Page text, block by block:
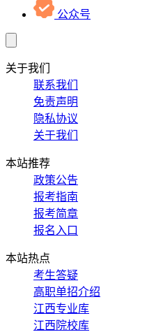
公众号
关于我们
联系我们
免责声明
隐私协议
关于我们
本站推荐
政策公告
报考指南
报考简章
报名入口
本站热点
考生答疑
高职单招介绍
江西专业库
江西院校库